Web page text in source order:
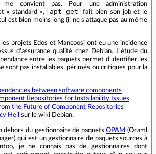
me convient pas. Pour une administration
« standard »,
apt-get
fait bien son job et le
est bien moins long (il ne s'attaque pas au même
les projets Edos et Mancoosi ont eu une incidence
d'assurance qualité chez Debian. L'étude du
entre les paquets permet d'identifier les
sont pas installables, périmés ou critiques pour la
between software components
Repositories for Installability Issues
the Future of Component Repositories
Hell
sur le wiki Debian.
dehors du gestionnaire de paquetsOPAM (Ocaml
qui est un gestionnaire de paquets sources à
je ne connais pas de gestionnaires dont